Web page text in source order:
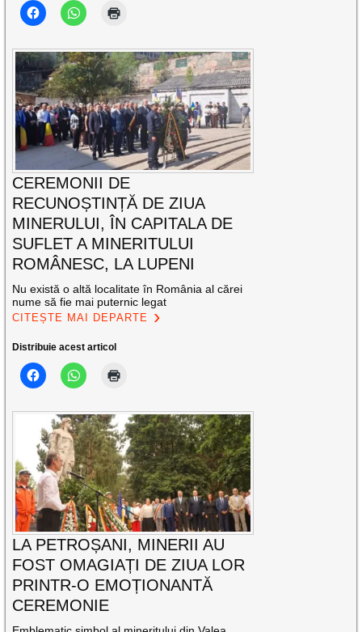
CEREMONII DE
RECUNOȘTINȚĂ DE ZIUA
MINERULUI, ÎN CAPITALA DE
SUFLET A MINERITULUI
ROMÂNESC, LA LUPENI
Nu există o altă localitate în România al cărei
nume să fie mai puternic legat
CITEȘTE MAI DEPARTE
Distribuie acest articol
LA PETROȘANI, MINERII AU
FOST OMAGIAȚI DE ZIUA LOR
PRINTR-O EMOȚIONANTĂ
CEREMONIE